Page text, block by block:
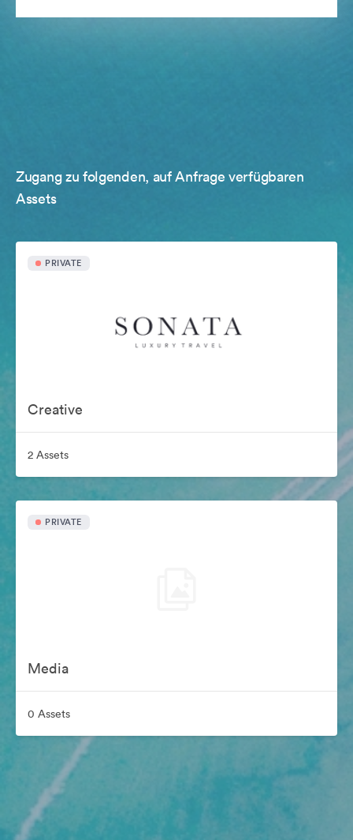
Zugang zu folgenden, auf Anfrage verfügbaren
Assets
PRIVATE
Creative
2 Assets
PRIVATE
Media
0 Assets